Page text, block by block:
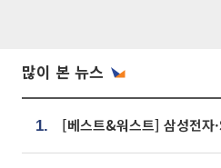
많이 본 뉴스
1.